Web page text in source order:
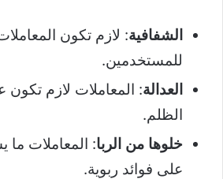
الشفافية: لازم تكون
للمستخدمين.
العدالة: المعاملات لازم تكون
الظلم.
خلوها من الربا: المعاملات ما
على فوائد ربوية.